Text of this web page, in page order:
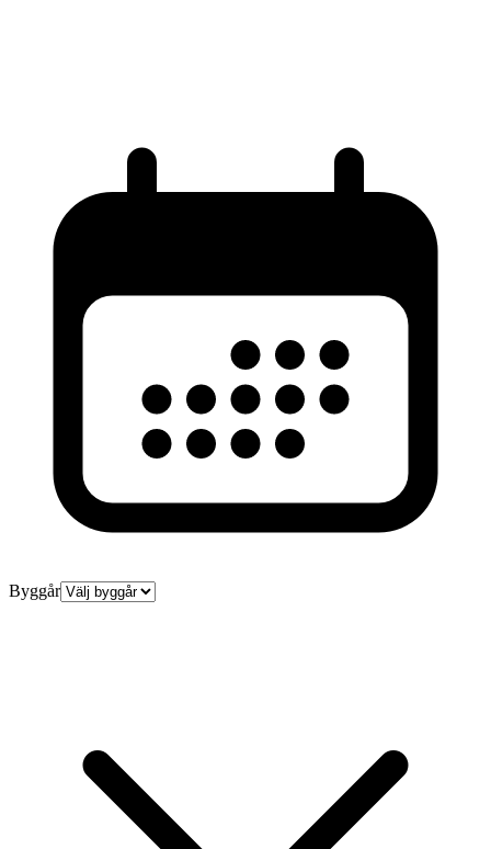
Byggår